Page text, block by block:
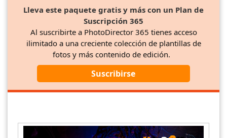
Lleva este paquete gratis y más con un Plan de
Suscripción 365
Al suscribirte a PhotoDirector 365 tienes acceso
ilimitado a una creciente colección de plantillas de
fotos y más contenido de edición.
Suscribirse